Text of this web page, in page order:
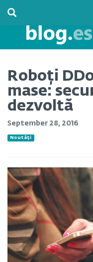
Roboți
mase:
dezvoltă
September 28, 2016
Noutăți